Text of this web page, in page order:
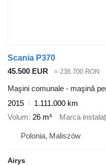
Scania P370
45.500 EUR
≈ 238.700 RON
Maşini comunale - maşină
2015
1.111.000 km
Volum 26 m³ Marca
Polonia, Maliszów
Airys